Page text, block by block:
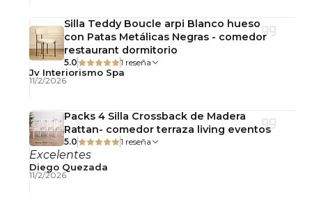
Silla Teddy Boucle arpi Blanco hueso
con Patas Metálicas Negras - comedor
restaurant dormitorio
5.0 1 reseña
Jv Interiorismo Spa
11/2/2026
Packs 4 Silla Crossback de Madera
Rattan- comedor terraza living eventos
5.0 1 reseña
Excelentes
Diego Quezada
11/2/2026